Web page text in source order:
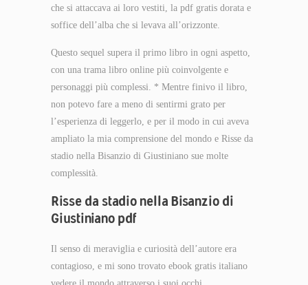
che si attaccava ai loro vestiti, la pdf gratis dorata e
soffice dell’alba che si levava all’orizzonte.
Questo sequel supera il primo libro in ogni aspetto,
con una trama libro online più coinvolgente e
personaggi più complessi. * Mentre finivo il libro,
non potevo fare a meno di sentirmi grato per
l’esperienza di leggerlo, e per il modo in cui aveva
ampliato la mia comprensione del mondo e Risse da
stadio nella Bisanzio di Giustiniano sue molte
complessità.
Risse da stadio nella Bisanzio di
Giustiniano pdf
Il senso di meraviglia e curiosità dell’autore era
contagioso, e mi sono trovato ebook gratis italiano